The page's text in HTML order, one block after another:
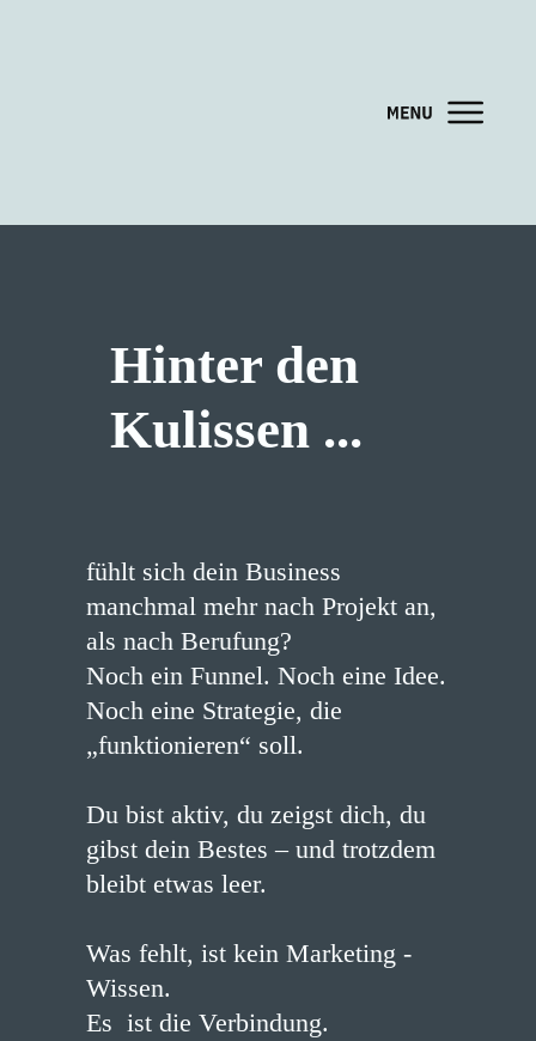
Hinter den
Kulissen ...
fühlt sich dein Business
manchmal mehr nach Projekt an,
als nach Berufung?
Noch ein Funnel. Noch eine Idee.
Noch eine Strategie, die
„funktionieren“ soll.
Du bist aktiv, du zeigst dich, du
gibst dein Bestes – und trotzdem
bleibt etwas leer.
Was fehlt, ist kein Marketing -
Wissen.
Es ist die Verbindung.